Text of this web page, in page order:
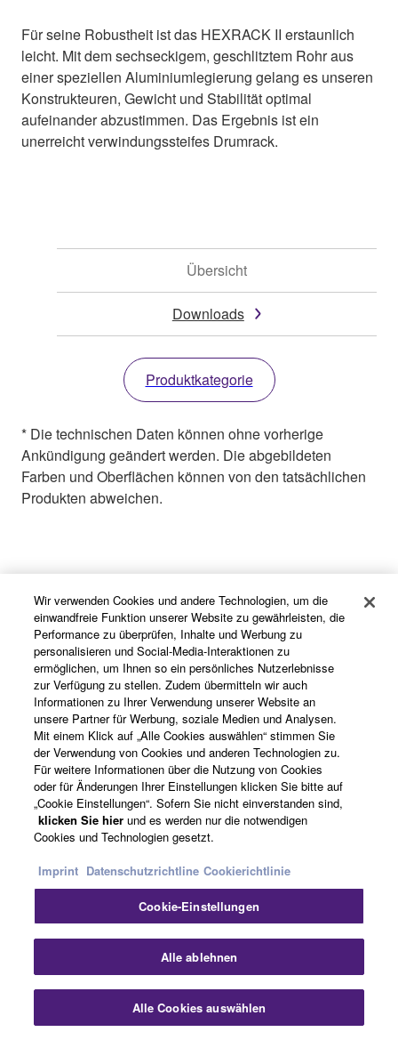
Für seine Robustheit ist das HEXRACK II erstaunlich
leicht. Mit dem sechseckigem, geschlitztem Rohr aus
einer speziellen Aluminiumlegierung gelang es unseren
Konstrukteuren, Gewicht und Stabilität optimal
aufeinander abzustimmen. Das Ergebnis ist ein
unerreicht verwindungssteifes Drumrack.
Übersicht
Downloads
Produktkategorie
* Die technischen Daten können ohne vorherige
Ankündigung geändert werden. Die abgebildeten
Farben und Oberflächen können von den tatsächlichen
Produkten abweichen.
Produkte
Hardware & Racks Hexrack II
Produkte
Music Education
News
Artists
Support
Wir verwenden Cookies und andere Technologien, um die
einwandfreie Funktion unserer Website zu gewährleisten, die
Performance zu überprüfen, Inhalte und Werbung zu
personalisieren und Social-Media-Interaktionen zu
ermöglichen, um Ihnen so ein persönliches Nutzerlebnisse
zur Verfügung zu stellen. Zudem übermitteln wir auch
Informationen zu Ihrer Verwendung unserer Website an
unsere Partner für Werbung, soziale Medien und Analysen.
Mit einem Klick auf „Alle Cookies auswählen“ stimmen Sie
der Verwendung von Cookies und anderen Technologien zu.
Für weitere Informationen über die Nutzung von Cookies
oder für Änderungen Ihrer Einstellungen klicken Sie bitte auf
„Cookie Einstellungen“. Sofern Sie nicht einverstanden sind,
klicken Sie hier und es werden nur die notwendigen
Cookies und Technologien gesetzt.
Imprint Datenschutzrichtline Cookierichtlinie
Cookie-Einstellungen
Alle ablehnen
Alle Cookies auswählen